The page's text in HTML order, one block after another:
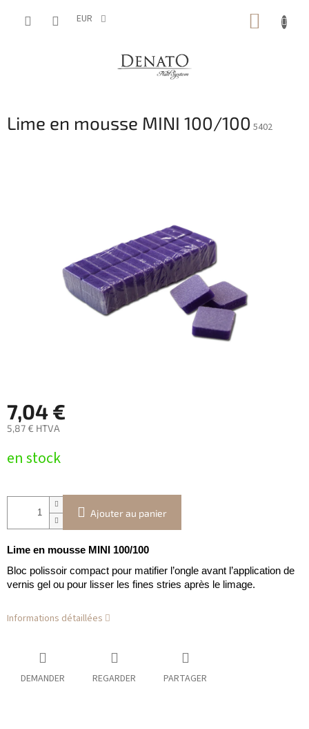
EUR
PANIER
Lime en mousse MINI 100/100 5402
7,04 €
5,87 € HTVA
de
en stock
Ajouter au panier
Lime en mousse MINI 100/100
Bloc polissoir compact pour matifier l’ongle avant l’application de
vernis gel ou pour lisser les fines stries après le limage.
Informations détaillées
DEMANDER REGARDER PARTAGER